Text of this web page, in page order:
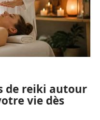
de reiki autour
vie dès